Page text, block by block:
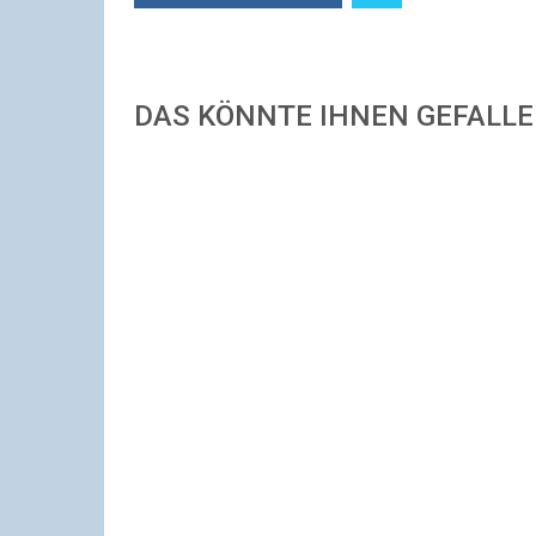
DAS KÖNNTE IHNEN